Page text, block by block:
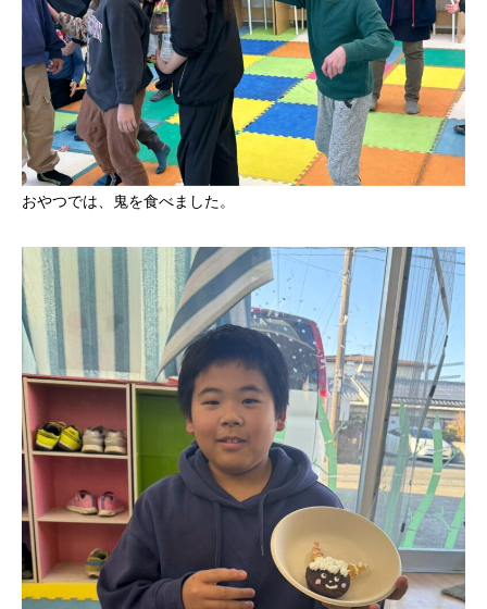
おやつでは、鬼を食べました。